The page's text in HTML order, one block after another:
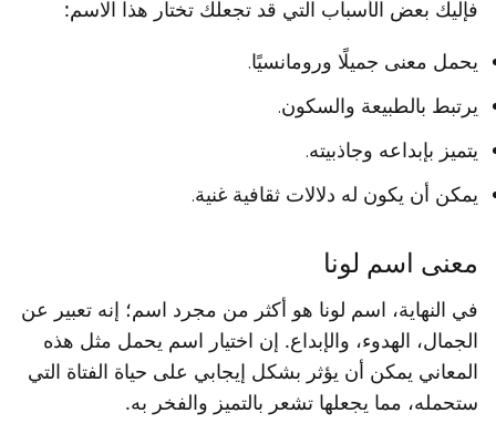
فإليك بعض الأسباب التي قد تجعلك تختار هذا الاسم:
يحمل معنى جميلًا ورومانسيًا.
يرتبط بالطبيعة والسكون.
يتميز بإبداعه وجاذبيته.
يمكن أن يكون له دلالات ثقافية غنية.
معنى اسم لونا
في النهاية، اسم لونا هو أكثر من مجرد اسم؛ إنه تعبير عن
الجمال، الهدوء، والإبداع. إن اختيار اسم يحمل مثل هذه
المعاني يمكن أن يؤثر بشكل إيجابي على حياة الفتاة التي
ستحمله، مما يجعلها تشعر بالتميز والفخر به.